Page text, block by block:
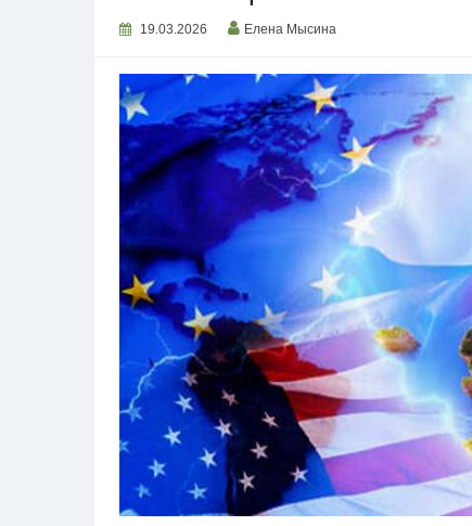
19.03.2026 Елена Мысина